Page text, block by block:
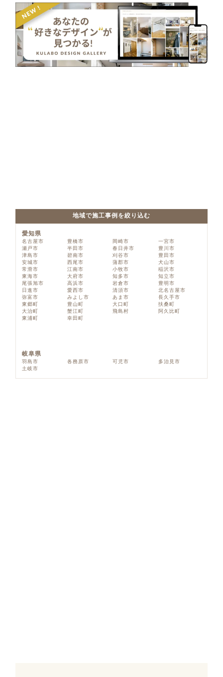
地域で施工事例を絞り込む
愛知県
名古屋市 豊橋市 岡崎市
一宮市
瀬戸市
半田市 春日井市
豊川市
津島市
碧南市 刈谷市
豊田市
安城市
西尾市 蒲郡市
犬山市
常滑市
江南市 小牧市
稲沢市
東海市
大府市 知多市
知立市
尾張旭市
高浜市 岩倉市
豊明市
日進市
愛西市 清須市
北名古屋市
弥富市
みよし市 あま市
長久手市
東郷町
豊山町 大口町
扶桑町
大治町
蟹江町 飛島村
阿久比町
東浦町
幸田町
岐阜県
羽島市 各務原市 可児市
多治見市
土岐市